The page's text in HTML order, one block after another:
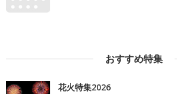
おすすめ特集
花火特集2026